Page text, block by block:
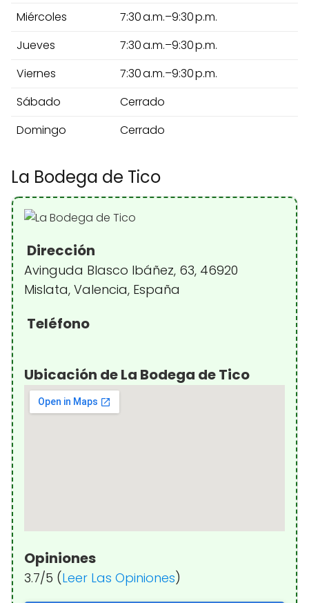
Miércoles
7:30 a.m.–9:30 p.m.
Jueves
7:30 a.m.–9:30 p.m.
Viernes
7:30 a.m.–9:30 p.m.
Sábado
Cerrado
Domingo
Cerrado
La Bodega de Tico
Dirección
Avinguda Blasco Ibáñez, 63, 46920
Mislata, Valencia, España
Teléfono
Ubicación de La Bodega de Tico
Opiniones
3.7/5 (Leer Las Opiniones)